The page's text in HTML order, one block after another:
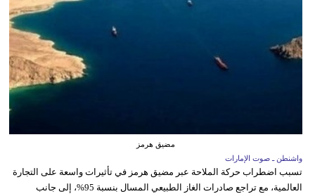
مضيق هرمز
واشنطن ـ صوت الإمارات
تسبب اضطراب حركة الملاحة عبر مضيق هرمز في تأثيرات واسعة على التجارة
العالمية، مع تراجع صادرات الغاز الطبيعي المسال بنسبة 95%، إلى جانب